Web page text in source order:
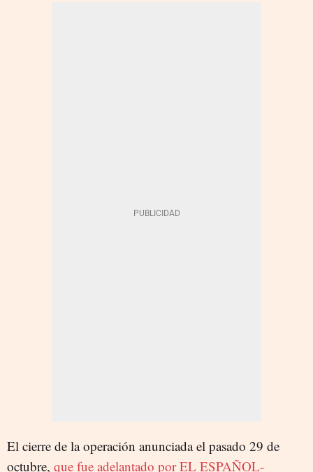
El cierre de la operación anunciada el pasado 29 de
octubre, que fue adelantado por EL ESPAÑOL-